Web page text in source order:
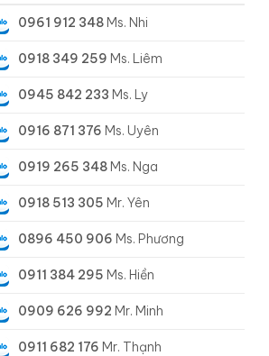
0961 912 348 Ms. Nhi
0918 349 259 Ms. Liêm
0945 842 233 Ms. Ly
0916 871 376 Ms. Uyên
0919 265 348 Ms. Nga
0918 513 305 Mr. Yên
0896 450 906 Ms. Phương
0911 384 295 Ms. Hiền
0909 626 992 Mr. Minh
0911 682 176 Mr. Thạnh